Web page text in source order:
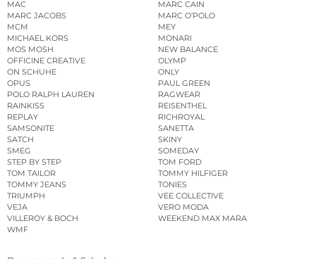
MAC
MARC CAIN
MARC JACOBS
MARC O’POLO
MCM
MEY
MICHAEL KORS
MONARI
MOS MOSH
NEW BALANCE
OFFICINE CREATIVE
OLYMP
ON SCHUHE
ONLY
OPUS
PAUL GREEN
POLO RALPH LAUREN
RAGWEAR
RAINKISS
REISENTHEL
REPLAY
RICHROYAL
SAMSONITE
SANETTA
SATCH
SKINY
SMEG
SOMEDAY
STEP BY STEP
TOM FORD
TOM TAILOR
TOMMY HILFIGER
TOMMY JEANS
TONIES
TRIUMPH
VEE COLLECTIVE
VEJA
VERO MODA
VILLEROY & BOCH
WEEKEND MAX MARA
WMF